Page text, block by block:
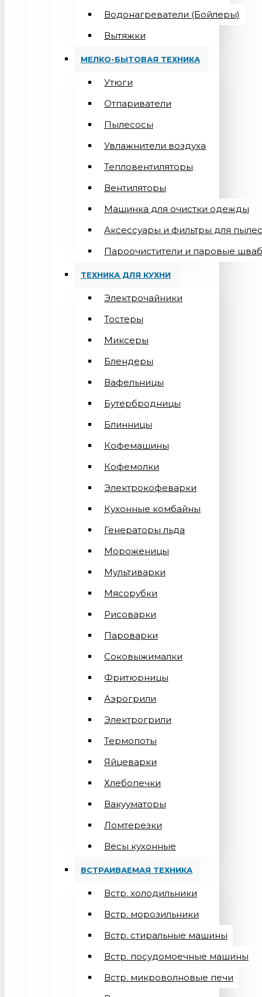
Водонагреватели (Бойлеры)
Вытяжки
МЕЛКО-БЫТОВАЯ ТЕХНИКА
Утюги
Отпариватели
Пылесосы
Увлажнители воздуха
Тепловентиляторы
Вентиляторы
Машинка для очистки одежды
Аксессуары и фильтры для
Пароочистители и паровые
ТЕХНИКА ДЛЯ КУХНИ
Электрочайники
Тостеры
Миксеры
Блендеры
Вафельницы
Бутербродницы
Блинницы
Кофемашины
Кофемолки
Электрокофеварки
Кухонные комбайны
Генераторы льда
Мороженицы
Мультиварки
Мясорубки
Рисоварки
Пароварки
Соковыжималки
Фритюрницы
Аэрогрили
Электрогрили
Термопоты
Яйцеварки
Хлебопечки
Вакууматоры
Ломтерезки
Весы кухонные
ВСТРАИВАЕМАЯ ТЕХНИКА
Встр. холодильники
Встр. морозильники
Встр. стиральные машины
Встр. посудомоечные машины
Встр. микроволновые печи